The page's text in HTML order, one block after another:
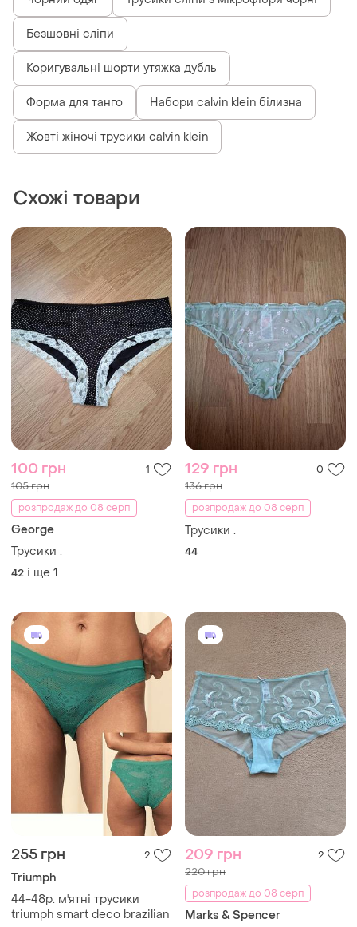
Безшовні сліпи
Коригувальні шорти утяжка дубль
Форма для танго Набори calvin klein білизна
Жовті жіночі трусики calvin klein
Схожі товари
100 грн 1
105 грн
розпродаж до 08 серп
George
Трусики .
42 і ще 1
129 грн 0
136 грн
розпродаж до 08 серп
Трусики .
44
255 грн 2
Triumph
44-48р. м'ятні трусики
triumph smart deco brazilian
209 грн 2
220 грн
розпродаж до 08 серп
Marks & Spencer